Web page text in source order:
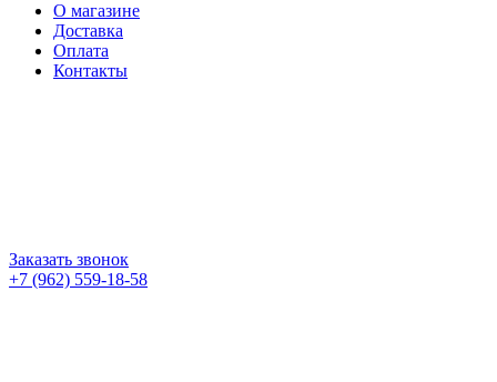
О магазине
Доставка
Оплата
Контакты
Заказать звонок
+7 (962) 559-18-58